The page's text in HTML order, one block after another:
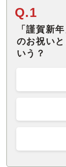
Q.1
「謹賀新
のお祝い
いう？